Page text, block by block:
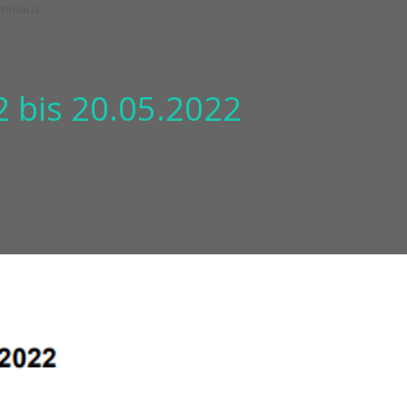
bis 20.05.2022